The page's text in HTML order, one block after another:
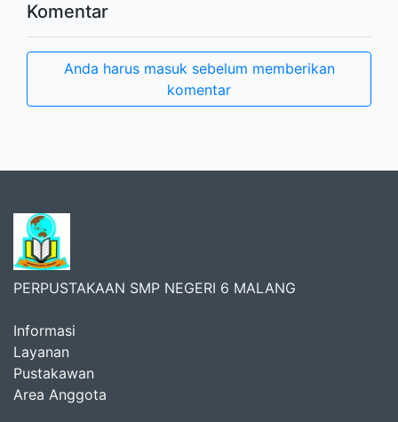
Komentar
Anda harus masuk sebelum memberikan
komentar
PERPUSTAKAAN SMP NEGERI 6 MALANG
Informasi
Layanan
Pustakawan
Area Anggota